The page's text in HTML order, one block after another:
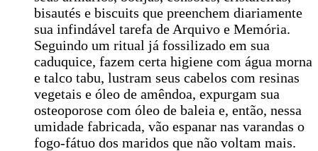
bisautés e biscuits que preenchem diariamente
sua infindável tarefa de Arquivo e Memória.
Seguindo um ritual já fossilizado em sua
caduquice, fazem certa higiene com água morna
e talco tabu, lustram seus cabelos com resinas
vegetais e óleo de amêndoa, expurgam sua
osteoporose com óleo de baleia e, então, nessa
umidade fabricada, vão espanar nas varandas o
fogo-fátuo dos maridos que não voltam mais.